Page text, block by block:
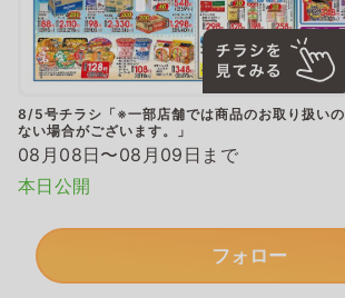
8/5号チラシ「※一部店舗では商品のお取り扱いの
ない場合がございます。」
08月08日〜08月09日まで
本日公開
フォロー